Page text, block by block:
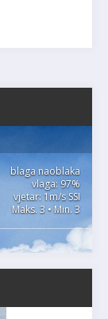
blaga naoblaka
vlaga: 97%
vjetar: 1m/s SSI
Maks. 3 • Min. 3